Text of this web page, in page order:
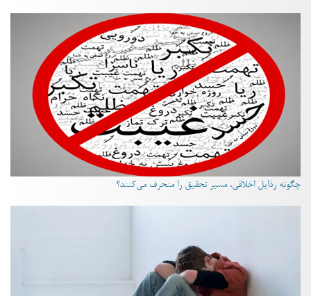
چگونه رذایل اخلاقی، مسیر تحقیق را منحرف می‌کنند؟